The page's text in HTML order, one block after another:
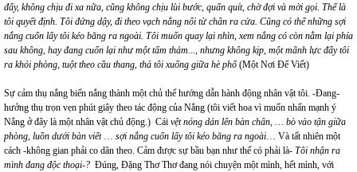
đấy, không chịu đi xa nữa, cũng không chịu lùi bước, quấn quít, chờ đợi và mời gọi. Thế là
tôi quyết định. Tôi đứng dậy, đi theo vạch nắng nối từ chân ra cửa. Cũng có thể những sợi
nắng cuốn lấy tôi kéo băng ra ngoài. Tôi muốn quay lại nhìn, xem nắng có còn nằm lại phía
sau không, hay đang cuốn lại như một tấm thảm..., nhưng không kịp, một mãnh lực đẩy tôi
ra khỏi phòng, tuột theo cầu thang, thả tôi xuống giữa hè phố(Một Nơi Để Viết)
Sự cảm thụ nắng biến nắng thành một chủ thể hướng dẫn hành động nhân vật tôi. -Đang-
hưởng thụ trọn vẹn phút giây theo tác động của Nắng (tôi viết hoa vì muốn nhấn mạnh ý
Nắng ở đây là một nhân vật chủ động.) Cái vệt nóng dán lên bàn chân, … bò vào tận giữa
phòng, luồn dưới bàn viết… sợi nắng cuốn lấy tôi kéo băng ra ngoài … Và tất nhiên một
cách -không gian phải co dãn theo. Cảm được sự bầu bạn như thế có phải là- Tôi nhận ra
mình đang độc thoại-? Đúng, Đặng Thơ Thơ đang nói chuyện một mình, hết mình, với